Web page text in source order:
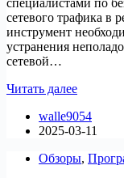
специалистами по
сетевого трафика в
инструмент
устранения
сетевой…
Читать далееКак
TCPdump
на
walle9054
2025-03-11
Обзоры,